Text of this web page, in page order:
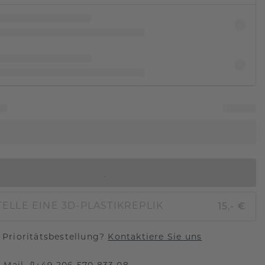
EINE 3D-PLASTIKREPLIK 15,- €
Prioritätsbestellung? Kontaktiere Sie uns